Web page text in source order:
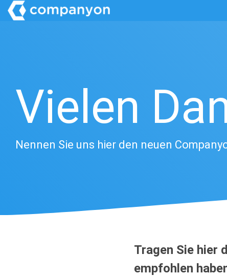
Skip
to
Vielen
Nennen Sie uns hier den neuen
Tragen Sie hier
empfohlen